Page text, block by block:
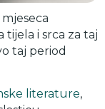
tijela i srca za taj
taj period
literature,